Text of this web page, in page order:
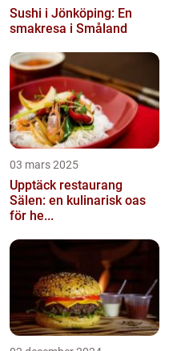
Sushi i Jönköping: En
smakresa i Småland
03 mars 2025
Upptäck restaurang
Sälen: en kulinarisk oas
för he...